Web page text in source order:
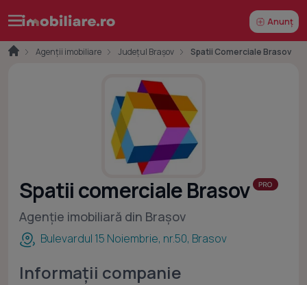
Anunț
Agenții imobiliare Județul Brașov Spatii Comerciale Brasov
Spatii comerciale Brasov
Agenție imobiliară din Brașov
Bulevardul 15 Noiembrie, nr.50, Brasov
Informații companie